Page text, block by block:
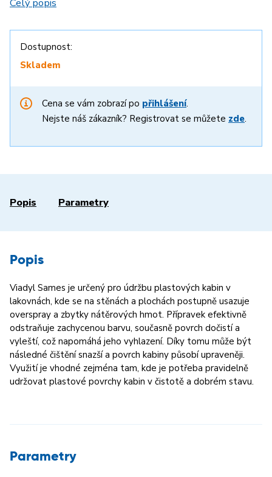
Dostupnost:
Skladem
Cena se vám zobrazí po přihlášení.
Nejste náš zákazník? Registrovat se můžete zde.
Popis Parametry
Popis
Viadyl Sames je určený pro údržbu plastových kabin v
lakovnách, kde se na stěnách a plochách postupně usazuje
overspray a zbytky nátěrových hmot. Přípravek efektivně
odstraňuje zachycenou barvu, současně povrch dočistí a
vyleští, což napomáhá jeho vyhlazení. Díky tomu může být
následné čištění snazší a povrch kabiny působí upraveněji.
Využití je vhodné zejména tam, kde je potřeba pravidelně
udržovat plastové povrchy kabin v čistotě a dobrém stavu.
Parametry